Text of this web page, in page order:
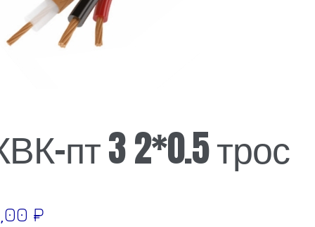
пт 3 2*0.5 трос
₽